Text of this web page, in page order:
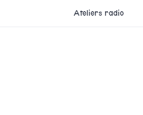
Ateliers radio